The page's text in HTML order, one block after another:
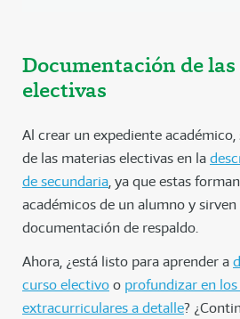
Documentación de
electivas
Al crear un expediente
de las materias electivas en la
de secundaria, ya que estas
académicos de un alumno y
documentación de respaldo.
Ahora, ¿está listo para aprender a
curso electivoo profundizar en
extracurriculares a detalle?